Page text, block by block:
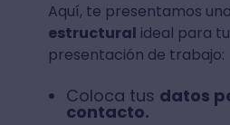
Aquí, te presentamos una
estructural ideal para
presentación de trabajo:
Coloca tus datos
contacto.